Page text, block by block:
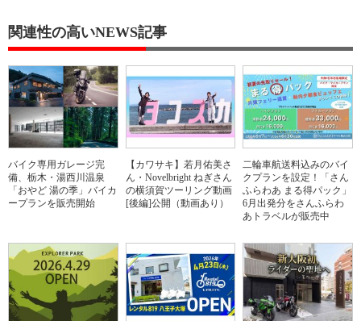
関連性の高いNEWS記事
バイク専用ガレージ完
備、栃木・湯西川温泉
「おやど 湯の季」バイカ
ープランを販売開始
【カワサキ】若月佑美さ
ん・Novelbright ねぎさん
の横須賀ツーリング動画
[後編]公開（動画あり）
二輪車航送料込みのバイ
クプランを設定！「さん
ふらわあ まる得パック」
6月出発分をさんふらわ
あトラベルが販売中